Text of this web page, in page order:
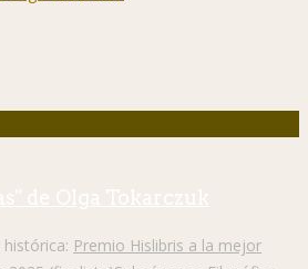
de Olga Tokarczuk
Premio Hislibris a la mejor